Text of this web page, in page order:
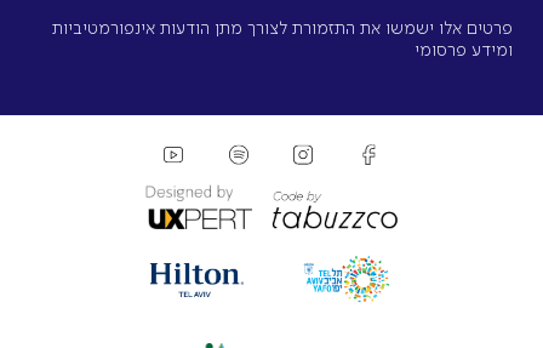
פרטים אלו ישמשו את התזמורת לצורך מתן הודעות אינפורמטיביות
ומידע פרסומי